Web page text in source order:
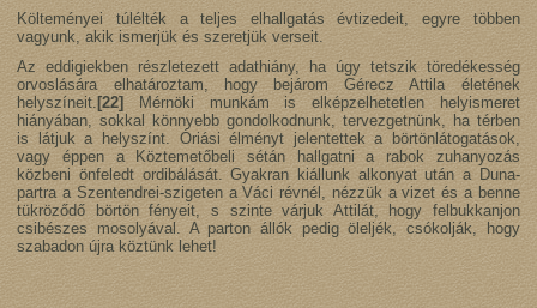
Költeményei túlélték a teljes elhallgatás évtizedeit, egyre többen
vagyunk, akik ismerjük és szeretjük verseit.
Az eddigiekben részletezett adathiány, ha úgy tetszik töredékesség
orvoslására elhatároztam, hogy bejárom Gérecz Attila életének
helyszíneit. [22] Mérnöki munkám is elképzelhetetlen helyismeret
hiányában, sokkal könnyebb gondolkodnunk, tervezgetnünk, ha térben
is látjuk a helyszínt. Óriási élményt jelentettek a börtönlátogatások,
vagy éppen a Köztemetőbeli sétán hallgatni a rabok zuhanyozás
közbeni önfeledt ordibálását. Gyakran kiállunk alkonyat után a Duna-
partra a Szentendrei-szigeten a Váci révnél, nézzük a vizet és a benne
tükröződő börtön fényeit, s szinte várjuk Attilát, hogy felbukkanjon
csibészes mosolyával. A parton állók pedig öleljék, csókolják, hogy
szabadon újra köztünk lehet!